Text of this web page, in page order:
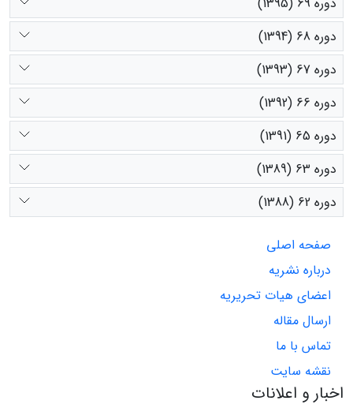
دوره 68 (1394)
دوره 67 (1393)
دوره 66 (1392)
دوره 65 (1391)
دوره 63 (1389)
دوره 62 (1388)
صفحه اصلی
درباره نشریه
اعضای هیات تحریریه
ارسال مقاله
تماس با ما
نقشه سایت
اخبار و اعلانات